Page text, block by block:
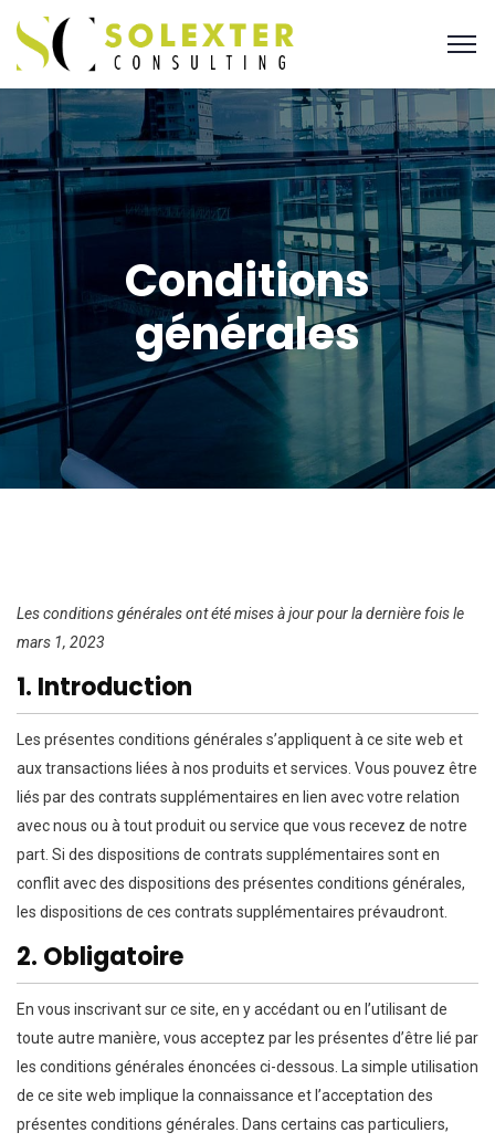
Conditions
générales
Les conditions générales ont été mises à jour pour la dernière fois le
mars 1, 2023
1. Introduction
Les présentes conditions générales s’appliquent à ce site web et
aux transactions liées à nos produits et services. Vous pouvez être
liés par des contrats supplémentaires en lien avec votre relation
avec nous ou à tout produit ou service que vous recevez de notre
part. Si des dispositions de contrats supplémentaires sont en
conflit avec des dispositions des présentes conditions générales,
les dispositions de ces contrats supplémentaires prévaudront.
2. Obligatoire
En vous inscrivant sur ce site, en y accédant ou en l’utilisant de
toute autre manière, vous acceptez par les présentes d’être lié par
les conditions générales énoncées ci-dessous. La simple utilisation
de ce site web implique la connaissance et l’acceptation des
présentes conditions générales. Dans certains cas particuliers,